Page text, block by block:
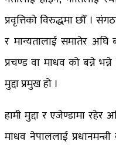
प्रवृत्तिको विरुद्धमा छौँ ।
र मान्यतालाई समातेर अघि
प्रचण्ड वा माधव को बन्ने
मुद्दा प्रमुख हो ।
हामी मुद्दा र एजेण्डामा
माधव नेपाललाई